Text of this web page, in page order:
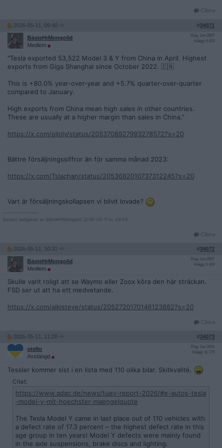
Citera
2026-05-11, 09:40 #34071
BästeHrMongolid
Medlem
Reg: Jun 2007
Inlägg: 6 424
"Tesla exported 53,522 Model 3 & Y from China in April. Highest
exports from Giga Shanghai since October 2022. 🇨🇳
This is +80.0% year-over-year and +5.7% quarter-over-quarter
compared to January.
High exports from China mean high sales in other countries.
These are usually at a higher margin than sales in China."
https://x.com/piloly/status/2053708927993278572?s=20
Bättre försäljningssiffror än för samma månad 2023:
https://x.com/Tslachan/status/2053682010737312245?s=20
Vart är försäljningskollapsen vi blivit lovade?
Senast redigerad av BästeHrMongolid 2026-05-11 kl. 09:43.
Citera
2026-05-11, 10:31 #34072
BästeHrMongolid
Medlem
Reg: Jun 2007
Inlägg: 6 424
Skulle varit roligt att se Waymo eller Zoox köra den här sträckan.
FSD ser ut att ha ett medvetande.
https://x.com/aikisteve/status/2052720170146123882?s=20
Citera
2026-05-11, 11:28 #34073
otello
Avstängd
Reg: Jan 2010
Inlägg: 11 775
Tessler kommer sist i en lista med 110 olika bilar. Skitkvalité.
Citat:
https://www.adac.de/news/tuev-report-2026/#e-autos-tesla
-model-y-mit-hoechster-maengelquote
The Tesla Model Y came in last place out of 110 vehicles with
a defect rate of 17.3 percent – ​​the highest defect rate in this
age group in ten years! Model Y defects were mainly found
in the axle suspensions, brake discs and lighting.